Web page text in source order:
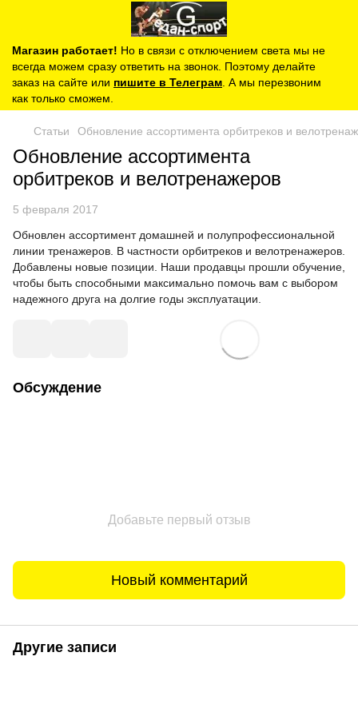
Магазин работает! Но в связи с отключением света мы не
всегда можем сразу ответить на звонок. Поэтому делайте
заказ на сайте или пишите в Телеграм . А мы перезвоним
как только сможем.
Статьи Обновление ассортимента орбитреков и
Обновление ассортимента
орбитреков и велотренажеров
5 февраля 2017
Обновлен ассортимент домашней и полупрофессиональной
линии тренажеров. В частности орбитреков и велотренажеров.
Добавлены новые позиции. Наши продавцы прошли обучение,
чтобы быть способными максимально помочь вам с выбором
надежного друга на долгие годы эксплуатации.
Обсуждение
Добавьте первый отзыв
Новый комментарий
Другие записи